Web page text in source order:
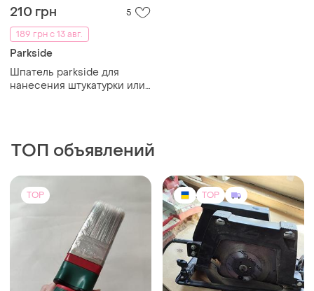
210 грн
5
189 грн с 13 авг.
Parkside
Шпатель parkside для
нанесения штукатурки или
ТОП объявлений
TOP TOP